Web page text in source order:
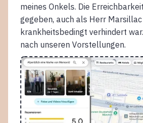
meines Onkels. Die
gegeben, auch als Herr Marsillac
krankheitsbedingt verhindert
nach unseren Vorstellungen.